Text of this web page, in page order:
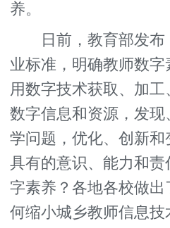
养。
日前，教育部发布
业标准，明确教师数字
用数字技术获取、加
数字信息和资源，发
学问题，优化、创新
具有的意识、能力和
字素养？各地各校做
何缩小城乡教师信息